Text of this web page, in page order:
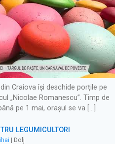
Craiova își deschide porțile pe
„Nicolae Romanescu”. Timp de
pe 1 mai, orașul se va […]
LEGUMICULTORI
| Dolj